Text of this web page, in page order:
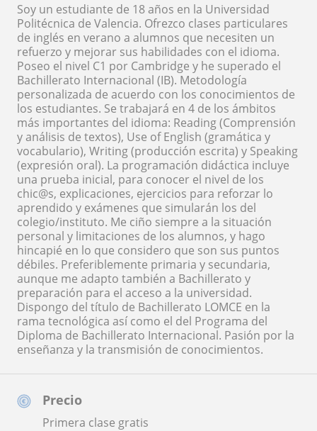
Precio
Primera clase gratis
Soy un estudiante de 18 años en la Universidad
Politécnica de Valencia. Ofrezco clases particulares
de inglés en verano a alumnos que necesiten un
refuerzo y mejorar sus habilidades con el idioma.
Poseo el nivel C1 por Cambridge y he superado el
Bachillerato Internacional (IB). Metodología
personalizada de acuerdo con los conocimientos de
los estudiantes. Se trabajará en 4 de los ámbitos
más importantes del idioma: Reading (Comprensión
y análisis de textos), Use of English (gramática y
vocabulario), Writing (producción escrita) y Speaking
(expresión oral). La programación didáctica incluye
una prueba inicial, para conocer el nivel de los
chic@s, explicaciones, ejercicios para reforzar lo
aprendido y exámenes que simularán los del
colegio/instituto. Me ciño siempre a la situación
personal y limitaciones de los alumnos, y hago
hincapié en lo que considero que son sus puntos
débiles. Preferiblemente primaria y secundaria,
aunque me adapto también a Bachillerato y
preparación para el acceso a la universidad.
Dispongo del título de Bachillerato LOMCE en la
rama tecnológica así como el del Programa del
Diploma de Bachillerato Internacional. Pasión por la
enseñanza y la transmisión de conocimientos.